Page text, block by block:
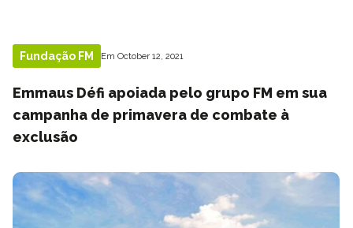
Fundação FM Em October 12, 2021
Emmaus Défi apoiada pelo grupo FM em sua
campanha de primavera de combate à
exclusão